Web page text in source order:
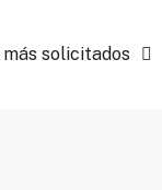
más solicitados